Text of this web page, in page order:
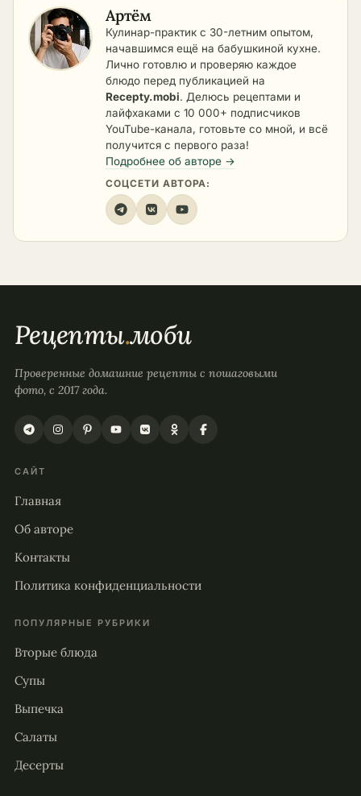
Артём
Кулинар-практик с 30-летним опытом,
начавшимся ещё на бабушкиной кухне.
Лично готовлю и проверяю каждое
блюдо перед публикацией на
Recepty.mobi. Делюсь рецептами и
лайфхаками с 10 000+ подписчиков
YouTube-канала, готовьте со мной, и всё
получится с первого раза!
Подробнее об авторе →
СОЦСЕТИ АВТОРА:
Рецепты.моби
Проверенные домашние рецепты с пошаговыми
фото, с 2017 года.
САЙТ
Главная
Об авторе
Контакты
Политика конфиденциальности
ПОПУЛЯРНЫЕ РУБРИКИ
Вторые блюда
Супы
Выпечка
Салаты
Десерты